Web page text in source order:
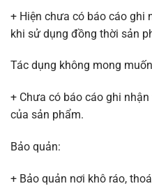
+ Hiện chưa có báo cáo ghi
khi sử dụng đồng thời sản
Tác dụng không mong
+ Chưa có báo cáo ghi
của sản phẩm.
Bảo quản:
+ Bảo quản nơi khô ráo,